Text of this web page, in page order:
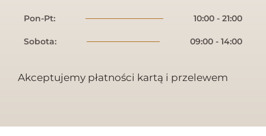
Pon-Pt: 10:00 - 21:00
Sobota: 09:00 - 14:00
Akceptujemy płatności kartą i przelewem